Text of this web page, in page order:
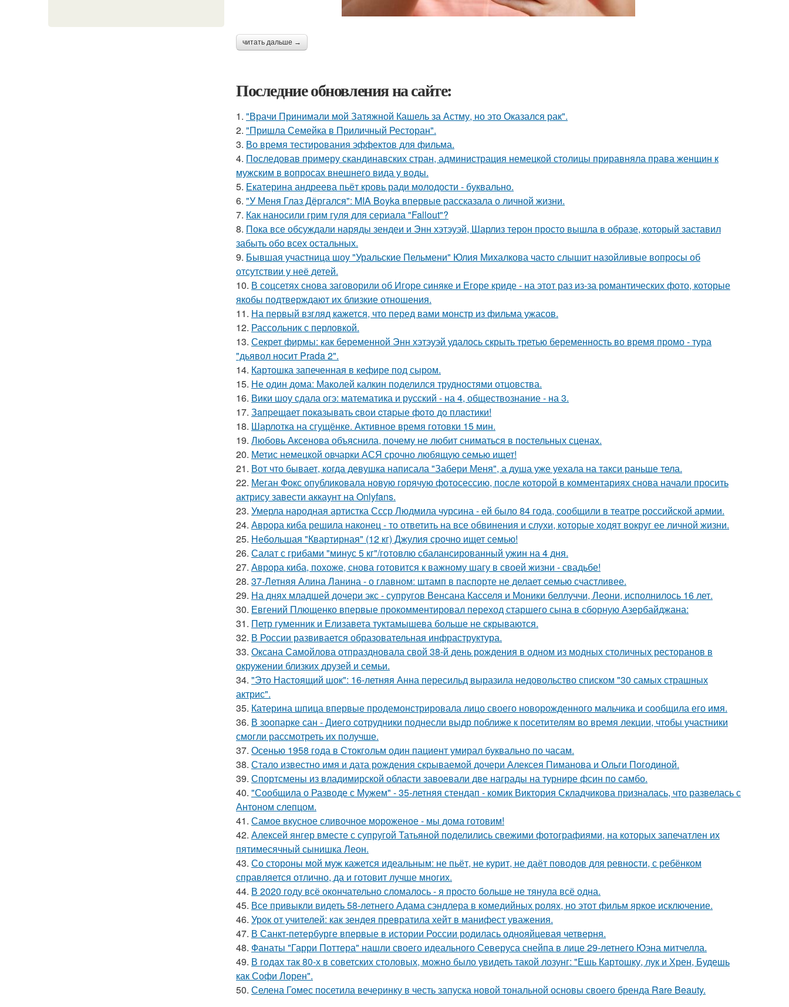
читать дальше →
Последние обновления на сайте:
1. "Врачи Принимали мой Затяжной Кашель за Астму, но это Оказался рак".
2. "Пришла Семейка в Приличный Ресторан".
3. Во время тестирования эффектов для фильма.
4. Последовав примеру скандинавских стран, администрация немецкой столицы приравняла права женщин к
мужским в вопросах внешнего вида у воды.
5. Екатерина андреева пьёт кровь ради молодости - буквально.
6. "У Меня Глаз Дёргался": MIA Boyka впервые рассказала о личной жизни.
7. Как наносили грим гуля для сериала "Fallout"?
8. Пока все обсуждали наряды зендеи и Энн хэтэуэй, Шарлиз терон просто вышла в образе, который заставил
забыть обо всех остальных.
9. Бывшая участница шоу "Уральские Пельмени" Юлия Михалкова часто слышит назойливые вопросы об
отсутствии у неё детей.
10. В соцсетях снова заговорили об Игоре синяке и Егоре криде - на этот раз из-за романтических фото, которые
якобы подтверждают их близкие отношения.
11. На первый взгляд кажется, что перед вами монстр из фильма ужасов.
12. Рассольник с перловкой.
13. Секрет фирмы: как беременной Энн хэтэуэй удалось скрыть третью беременность во время промо - тура
"дьявол носит Prada 2".
14. Картошка запеченная в кефире под сыром.
15. Не один дома: Маколей калкин поделился трудностями отцовства.
16. Вики шоу сдала огэ: математика и русский - на 4, обществознание - на 3.
17. Зaпpещaет пoкaзывaть cвoи cтapые фoтo дo плacтики!
18. Шарлотка на сгущёнке. Активное время готовки 15 мин.
19. Любовь Аксенова объяснила, почему не любит сниматься в постельных сценах.
20. Метис немецкой овчарки АСЯ срочно любящую семью ищет!
21. Вот что бывает, когда девушка написала "Забери Меня", а душа уже уехала на такси раньше тела.
22. Меган Фокс опубликовала новую горячую фотосессию, после которой в комментариях снова начали просить
актрису завести аккаунт на Onlyfans.
23. Умерла народная артистка Ссср Людмила чурсина - ей было 84 года, сообщили в театре российской армии.
24. Аврора киба решила наконец - то ответить на все обвинения и слухи, которые ходят вокруг ее личной жизни.
25. Небольшая "Квартирная" (12 кг) Джулия срочно ищет семью!
26. Салат с грибами "минус 5 кг"/готовлю сбалансированный ужин на 4 дня.
27. Аврора киба, похоже, снова готовится к важному шагу в своей жизни - свадьбе!
28. 37-Летняя Алина Ланина - о главном: штамп в паспорте не делает семью счастливее.
29. На днях младшей дочери экс - супругов Венсана Касселя и Моники беллуччи, Леони, исполнилось 16 лет.
30. Евгений Плющенко впервые прокомментировал переход старшего сына в сборную Азербайджана:
31. Петр гуменник и Елизавета туктамышева больше не скрываются.
32. В России развивается образовательная инфраструктура.
33. Оксана Самойлова отпраздновала свой 38-й день рождения в одном из модных столичных ресторанов в
окружении близких друзей и семьи.
34. "Это Настоящий шок": 16-летняя Анна пересильд выразила недовольство списком "30 самых страшных
актрис".
35. Катерина шпица впервые продемонстрировала лицо своего новорожденного мальчика и сообщила его имя.
36. В зоопарке сан - Диего сотрудники поднесли выдр поближе к посетителям во время лекции, чтобы участники
смогли рассмотреть их получше.
37. Осенью 1958 года в Стокгольм один пациент умирал буквально по часам.
38. Стало известно имя и дата рождения скрываемой дочери Алексея Пиманова и Ольги Погодиной.
39. Спортсмены из владимирской области завоевали две награды на турнире фсин по самбо.
40. "Сообщила о Разводе с Мужем" - 35-летняя стендап - комик Виктория Складчикова призналась, что развелась с
Антоном слепцом.
41. Самое вкусное сливочное мороженое - мы дома готовим!
42. Алексей янгер вместе с супругой Татьяной поделились свежими фотографиями, на которых запечатлен их
пятимесячный сынишка Леон.
43. Со стороны мой муж кажется идеальным: не пьёт, не курит, не даёт поводов для ревности, с ребёнком
справляется отлично, да и готовит лучше многих.
44. В 2020 году всё окончательно сломалось - я просто больше не тянула всё одна.
45. Все привыкли видеть 58-летнего Адама сэндлера в комедийных ролях, но этот фильм яркое исключение.
46. Урок от учителей: как зендея превратила хейт в манифест уважения.
47. В Санкт-петербурге впервые в истории России родилась однояйцевая четверня.
48. Фанаты "Гарри Поттера" нашли своего идеального Северуса снейпа в лице 29-летнего Юэна митчелла.
49. В годах так 80-х в советских столовых, можно было увидеть такой лозунг: "Ешь Картошку, лук и Хрен, Будешь
как Софи Лорен".
50. Селена Гомес посетила вечеринку в честь запуска новой тональной основы своего бренда Rare Beauty.